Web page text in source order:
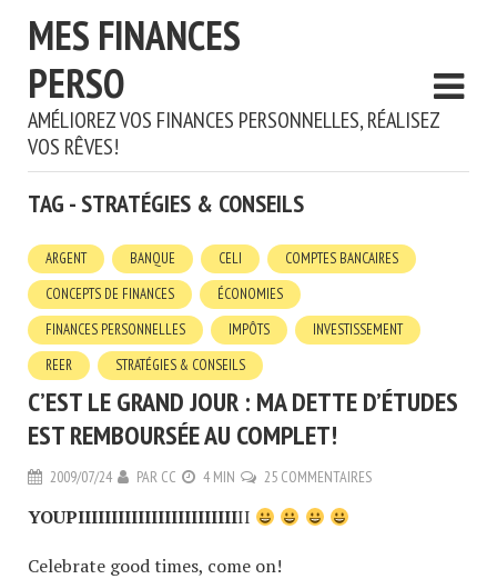
MES FINANCES
PERSO
AMÉLIOREZ VOS FINANCES PERSONNELLES, RÉALISEZ
VOS RÊVES!
TAG - STRATÉGIES & CONSEILS
ARGENT BANQUE CELI
COMPTES BANCAIRES
CONCEPTS DE FINANCES
ÉCONOMIES
FINANCES PERSONNELLES
IMPÔTS
INVESTISSEMENT
REER
STRATÉGIES & CONSEILS
C’EST LE GRAND JOUR : MA DETTE D’ÉTUDES
EST REMBOURSÉE AU COMPLET!
2009/07/24 PAR CC 4 MIN 25 COMMENTAIRES
YOUPIIIIIIIIIIIIIIIIIIIIIIIIII
Celebrate good times, come on!